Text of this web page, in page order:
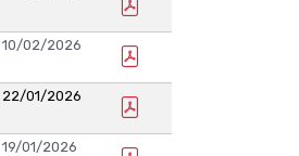
10/02/2026
22/01/2026
19/01/2026